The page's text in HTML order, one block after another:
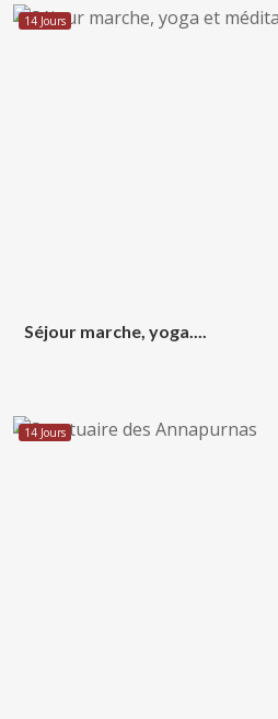
14 Jours
Séjour marche, yoga....
14 Jours